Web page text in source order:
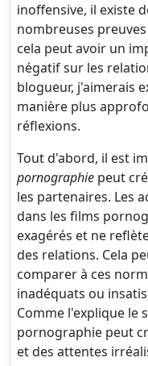
inoffensive, il existe
nombreuses
cela peut avoir un
négatif sur les
blogueur, j'aimerais
manière plus
réflexions.
Tout d'abord, il est
pornographie peut
les partenaires. Les
dans les films
exagérés et ne
des relations. Cela
comparer à ces
inadéquats ou
Comme l'explique le
pornographie peut
et des attentes